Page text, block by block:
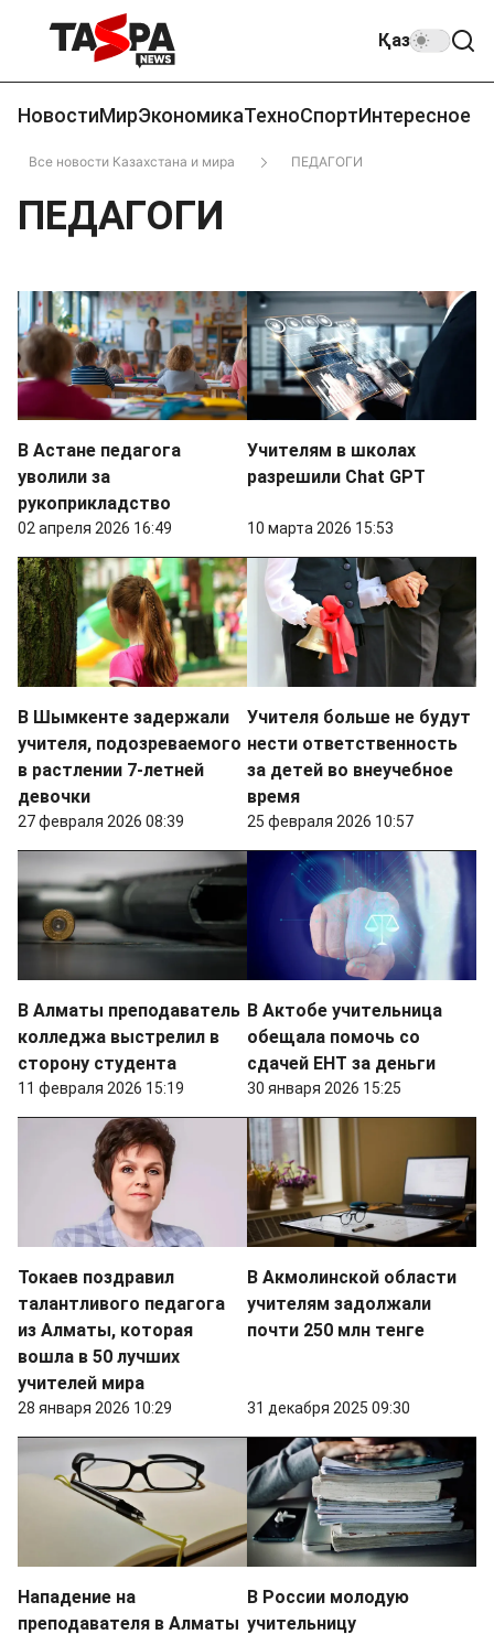
Қаз
НовостиМирЭкономикаТехноСпортИнтересное
Все новости Казахстана и мира ПЕДАГОГИ
ПЕДАГОГИ
В Астане педагога
уволили за
рукоприкладство
02 апреля 2026 16:49
Учителям в школах
разрешили Chat GPT
10 марта 2026 15:53
В Шымкенте задержали
учителя, подозреваемого
в растлении 7-летней
девочки
27 февраля 2026 08:39
Учителя больше не будут
нести ответственность
за детей во внеучебное
время
25 февраля 2026 10:57
В Алматы преподаватель
колледжа выстрелил в
сторону студента
11 февраля 2026 15:19
В Актобе учительница
обещала помочь со
сдачей ЕНТ за деньги
30 января 2026 15:25
Токаев поздравил
талантливого педагога
из Алматы, которая
вошла в 50 лучших
учителей мира
28 января 2026 10:29
В Акмолинской области
учителям задолжали
почти 250 млн тенге
31 декабря 2025 09:30
Нападение на
преподавателя в Алматы
В России молодую
учительницу